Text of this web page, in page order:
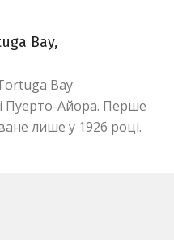
Bay,
Bay
Пуерто-Айора. Перше
лише у 1926 році.